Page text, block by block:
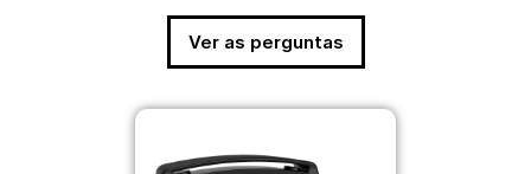
Ver as perguntas